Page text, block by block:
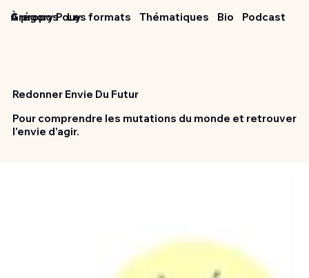
Grégory Pouy
À propos Les formats Thématiques Podcast
Bio
Redonner Envie Du Futur
Pour comprendre les mutations du monde et retrouver
l'envie d’agir.